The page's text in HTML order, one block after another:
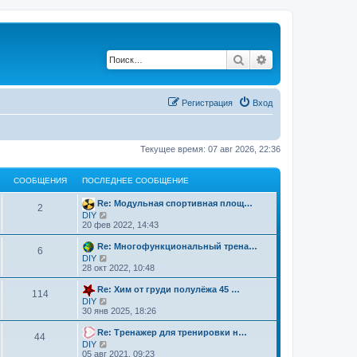
Поиск
Вход
Регистрация
Текущее время: 07 авг 2026, 22:36
СООБЩЕНИЯ ПОСЛЕДНЕЕ СООБЩЕНИЕ
2
Re: Модульная спортивная площ…
DIY
е
р
е
й
и
к
п
с
л
е
д
20 фев 2022, 14:43
6
Re: Многофункциональный трена…
DIY
е
р
е
й
и
к
п
с
28 окт 2022, 10:48
114
Re: Хим от груди полулёжа 45 …
DIY
е
р
е
й
30 янв 2025, 18:26
44
Re: Тренажер для тренировки н…
DIY
е
05 авг 2021, 09:23